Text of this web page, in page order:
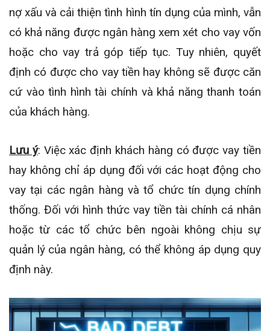
nợ xấu và cải thiện tình hình tín dụng của mình, vẫn
có khả năng được ngân hàng xem xét cho vay vốn
hoặc cho vay trả góp tiếp tục. Tuy nhiên, quyết
định có được cho vay tiền hay không sẽ được căn
cứ vào tình hình tài chính và khả năng thanh toán
của khách hàng.
Lưu ý: Việc xác định khách hàng có được vay tiền
hay không chỉ áp dụng đối với các hoạt động cho
vay tại các ngân hàng và tổ chức tín dụng chính
thống. Đối với hình thức vay tiền tài chính cá nhân
hoặc từ các tổ chức bên ngoài không chịu sự
quản lý của ngân hàng, có thể không áp dụng quy
định này.